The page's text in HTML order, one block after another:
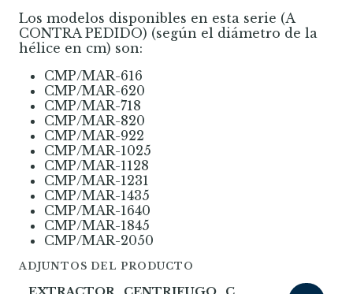
Los modelos disponibles en esta serie (A
CONTRA PEDIDO) (según el diámetro de la
hélice en cm) son:
CMP/MAR-616
CMP/MAR-620
CMP/MAR-718
CMP/MAR-820
CMP/MAR-922
CMP/MAR-1025
CMP/MAR-1128
CMP/MAR-1231
CMP/MAR-1435
CMP/MAR-1640
CMP/MAR-1845
CMP/MAR-2050
ADJUNTOS DEL PRODUCTO